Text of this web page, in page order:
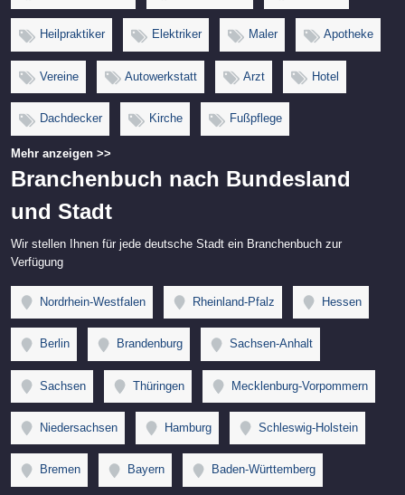
Heilpraktiker Elektriker Maler Apotheke
Vereine Autowerkstatt Arzt Hotel
Dachdecker Kirche Fußpflege
Mehr anzeigen >>
Branchenbuch nach Bundesland
und Stadt
Wir stellen Ihnen für jede deutsche Stadt ein Branchenbuch zur
Verfügung
Nordrhein-Westfalen Rheinland-Pfalz Hessen
Berlin Brandenburg Sachsen-Anhalt
Sachsen Thüringen Mecklenburg-Vorpommern
Niedersachsen Hamburg Schleswig-Holstein
Bremen Bayern Baden-Württemberg